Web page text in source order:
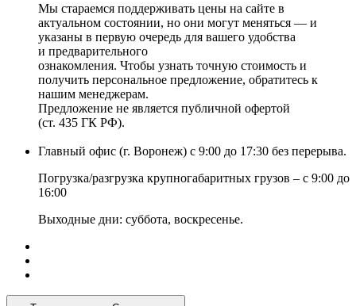
Мы стараемся поддерживать цены на сайте в
актуальном состоянии, но они могут меняться — и
указаны в первую очередь для вашего удобства
и предварительного
ознакомления. Чтобы узнать точную стоимость и
получить персональное предложение, обратитесь к
нашим менеджерам.
Предложение не является публичной офертой
(ст. 435 ГК РФ).
Главный офис (г. Воронеж) с 9:00 до 17:30 без перерыва.
Погрузка/разгрузка крупногабаритных грузов – с 9:00 до
16:00
Выходные дни: суббота, воскресенье.